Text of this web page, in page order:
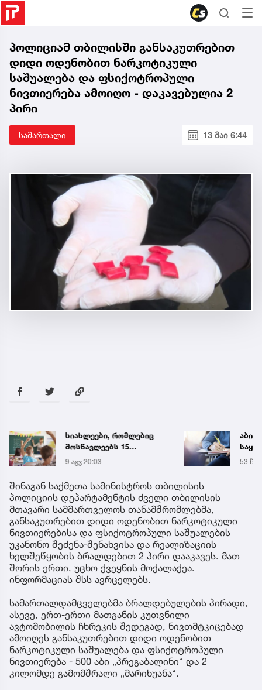
პოლიციამ თბილისში განსაკუთრებით
დიდი ოდენობით ნარკოტიკული
საშუალება და ფსიქოტროპული
ნივთიერება ამოიღო - დაკავებულია 2
პირი
სამართალი 13 მაი 6:44
სიახლეები, რომლებიც
მოსწავლეებს 15
სექტემბერს სკოლებში
დახვდებათ
9 აგვ 20:03
წლის
53
შინაგან საქმეთა სამინისტროს თბილისის
პოლიციის დეპარტამენტის ძველი თბილისის
მთავარი სამმართველოს თანამშრომლებმა,
განსაკუთრებით დიდი ოდენობით ნარკოტიკული
ნივთიერებისა და ფსიქოტროპული საშუალების
უკანონო შეძენა-შენახვისა და რეალიზაციის
ხელშეწყობის ბრალდებით 2 პირი დააკავეს. მათ
შორის ერთი, უცხო ქვეყნის მოქალაქეა.
ინფორმაციას შსს ავრცელებს.
სამართალდამცველებმა ბრალდებულების პირადი,
ასევე, ერთ-ერთი მათგანის კუთვნილი
ავტომობილის ჩხრეკის შედეგად, ნივთმტკიცებად
ამოიღეს განსაკუთრებით დიდი ოდენობით
ნარკოტიკული საშუალება და ფსიქოტროპული
ნივთიერება - 500 აბი „პრეგაბალინი“ და 2
კილომდე გამომშრალი „მარიხუანა“.